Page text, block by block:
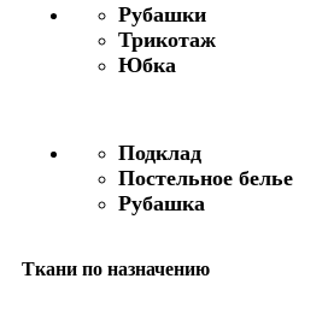
Рубашки
Трикотаж
Юбка
Подклад
Постельное белье
Рубашка
Ткани по назначению